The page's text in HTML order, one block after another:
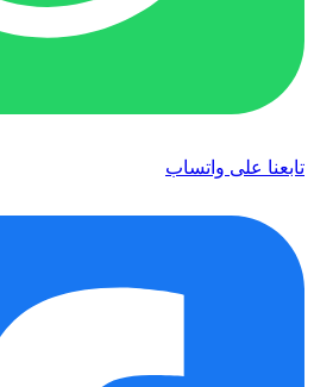
تابعنا على واتساب